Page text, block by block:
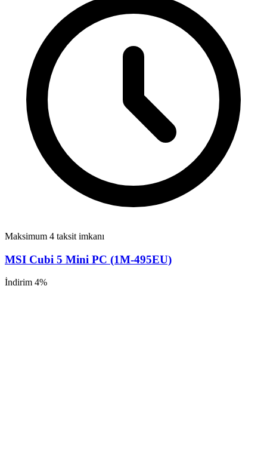
Maksimum 4 taksit imkanı
MSI Cubi 5 Mini PC (1M-495EU)
İndirim 4%